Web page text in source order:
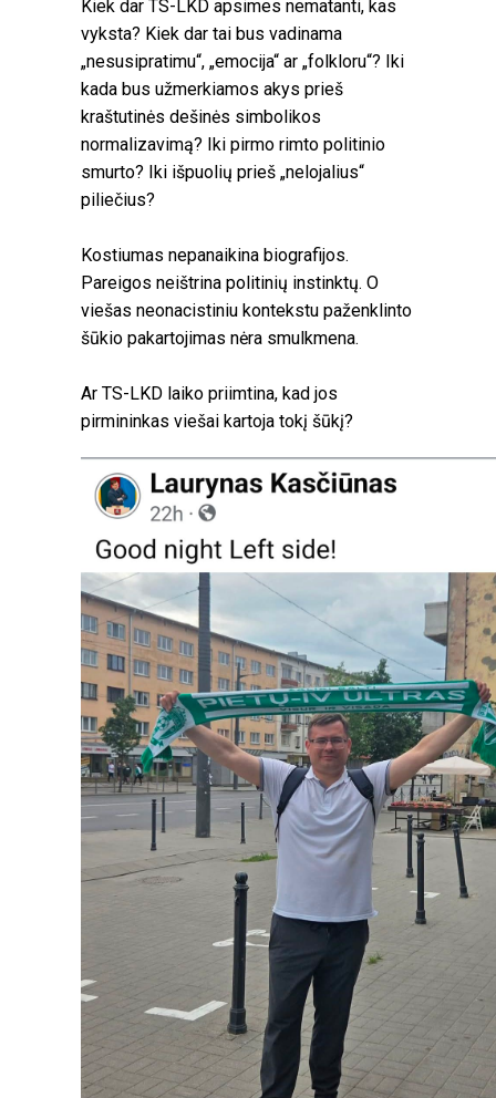
Kiek dar TS-LKD apsimes nematanti, kas
vyksta? Kiek dar tai bus vadinama
„nesusipratimu“, „emocija“ ar „folkloru“? Iki
kada bus užmerkiamos akys prieš
kraštutinės dešinės simbolikos
normalizavimą? Iki pirmo rimto politinio
smurto? Iki išpuolių prieš „nelojalius“
piliečius?
Kostiumas nepanaikina biografijos.
Pareigos neištrina politinių instinktų. O
viešas neonacistiniu kontekstu paženklinto
šūkio pakartojimas nėra smulkmena.
Ar TS-LKD laiko priimtina, kad jos
pirmininkas viešai kartoja tokį šūkį?